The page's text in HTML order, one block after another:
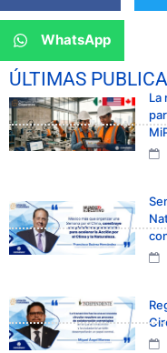
WhatsApp
ÚLTIMAS
La